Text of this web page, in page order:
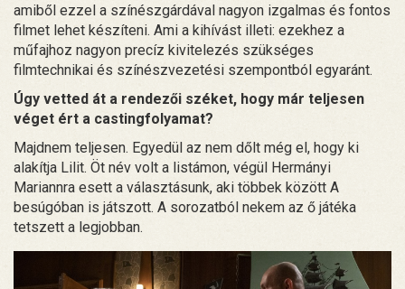
amiből ezzel a színészgárdával nagyon izgalmas és fontos
filmet lehet készíteni. Ami a kihívást illeti: ezekhez a
műfajhoz nagyon precíz kivitelezés szükséges
filmtechnikai és színészvezetési szempontból egyaránt.
Úgy vetted át a rendezői széket, hogy már teljesen
véget ért a castingfolyamat?
Majdnem teljesen. Egyedül az nem dőlt még el, hogy ki
alakítja Lilit. Öt név volt a listámon, végül Hermányi
Mariannra esett a választásunk, aki többek között A
besúgóban is játszott. A sorozatból nekem az ő játéka
tetszett a legjobban.